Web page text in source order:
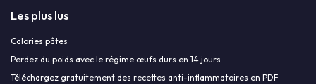
Les plus lus
Calories pâtes
Perdez du poids avec le régime œufs durs en 14 jours
Téléchargez gratuitement des recettes anti-inflammatoires en PDF